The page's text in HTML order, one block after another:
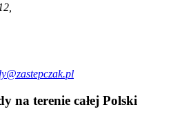
na terenie całej Polski